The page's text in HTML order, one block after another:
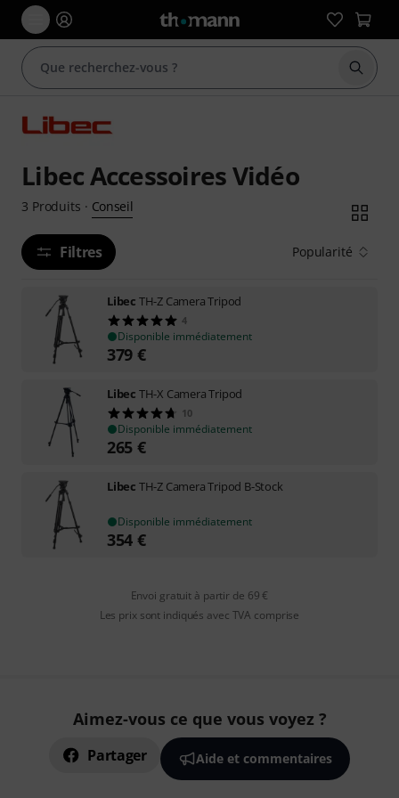
Libec Accessoires Vidéo
3 Produits · Conseil
Filtres Popularité
Libec TH-Z Camera Tripod
4
Disponible immédiatement
379 €
Libec TH-X Camera Tripod
10
Disponible immédiatement
265 €
Libec TH-Z Camera Tripod B-Stock
Disponible immédiatement
354 €
Envoi gratuit à partir de 69 €
Les prix sont indiqués avec TVA comprise
Aimez-vous ce que vous voyez ?
Partager Aide et commentaires